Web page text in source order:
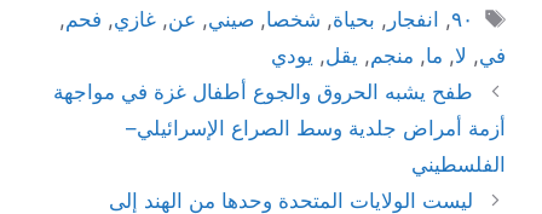
الوسوم
٩٠, انفجار , بحياة, شخصا,صيني, عن,غازي, فحم,
في, لا, ما, منجم, يقل, يودي
طفح يشبه الحروق والجوع أطفال غزة في مواجهة
أزمة أمراض جلدية وسط الصراع الإسرائيلي–
الفلسطيني
ليست الولايات المتحدة وحدها من الهند إلى